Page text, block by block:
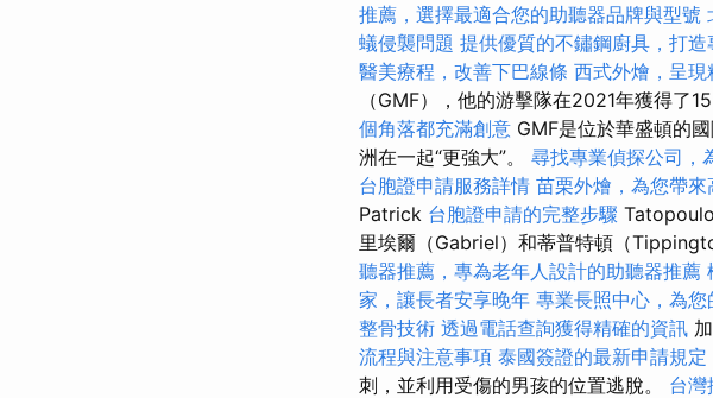
推薦，選擇最適合您的助聽器品牌與型號
蟻侵襲問題 提供優質的不鏽鋼廚具，打造
醫美療程，改善下巴線條 西式外燴，呈現
（GMF），他的游擊隊在2021年獲得了
個角落都充滿創意 GMF是位於華盛頓的
洲在一起“更強大”。 尋找專業偵探公司，
台胞證申請服務詳情 苗栗外燴，為您帶
Patrick 台胞證申請的完整步驟
里埃爾（Gabriel）和蒂普特頓（
聽器推薦，專為老年人設計的助聽器推薦
家，讓長者安享晚年 專業長照中心，為
整骨技術 透過電話查詢獲得精確的資訊
流程與注意事項 泰國簽證的最新申請規定
刺，並利用受傷的男孩的位置逃脫。 台灣